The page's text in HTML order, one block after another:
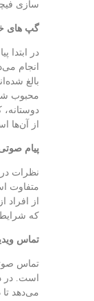
سازی
گپ های
در ابتدا
انجام
بالغ
محبوب
از آن‌ها
پیام
نظرات
متفاوت
از
که
تماس
تماس
است. در
می‌دهد تا